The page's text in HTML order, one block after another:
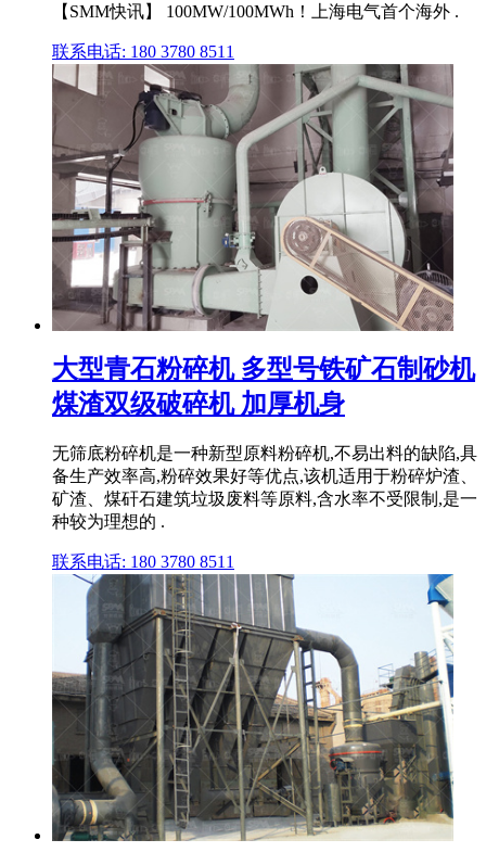
【SMM快讯】 100MW/100MWh！上海电气首个海外 .
联系电话: 180 3780 8511
大型青石粉碎机 多型号铁矿石制砂机
煤渣双级破碎机 加厚机身
无筛底粉碎机是一种新型原料粉碎机,不易出料的缺陷,具
备生产效率高,粉碎效果好等优点,该机适用于粉碎炉渣、
矿渣、煤矸石建筑垃圾废料等原料,含水率不受限制,是一
种较为理想的 .
联系电话: 180 3780 8511